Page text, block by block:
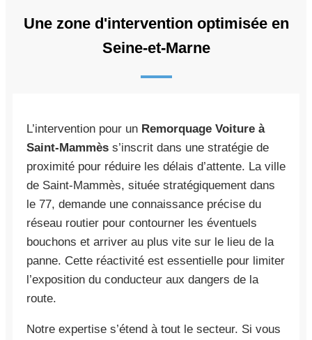
Une zone d'intervention optimisée en
Seine-et-Marne
L’intervention pour un Remorquage Voiture à
Saint-Mammès s’inscrit dans une stratégie de
proximité pour réduire les délais d’attente. La ville
de Saint-Mammès, située stratégiquement dans
le 77, demande une connaissance précise du
réseau routier pour contourner les éventuels
bouchons et arriver au plus vite sur le lieu de la
panne. Cette réactivité est essentielle pour limiter
l’exposition du conducteur aux dangers de la
route.
Notre expertise s’étend à tout le secteur. Si vous